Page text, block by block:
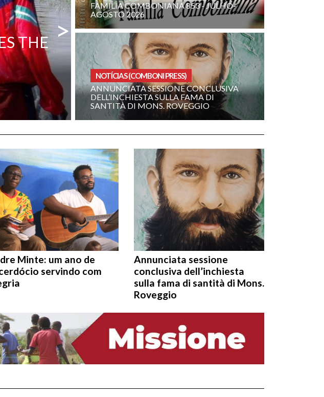
THE >
FAMILIA COMBONIANA 853 - JULHO-
AGOSTO 2026
NOTÍCIAS (COMBONI PRESS)
ANNUNCIATA SESSIONE CONCLUSIVA
DELL’INCHIESTA SULLA FAMA DI
SANTITÀ DI MONS. ROVEGGIO
Minte: um ano de
servindo com
Annunciata sessione
conclusiva dell’inchiesta
sulla fama di santità di Mons.
Roveggio